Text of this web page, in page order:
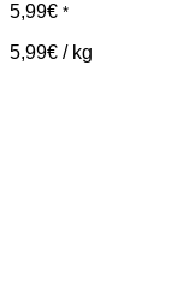
5,99€ *
5,99€ / kg